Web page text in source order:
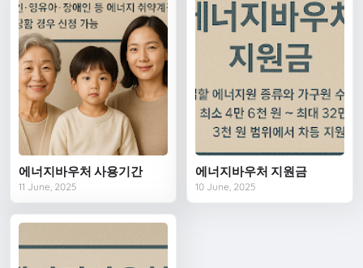
에너지바우처 사용기간
11 June, 2025
에너지바우처 지원금
10 June, 2025